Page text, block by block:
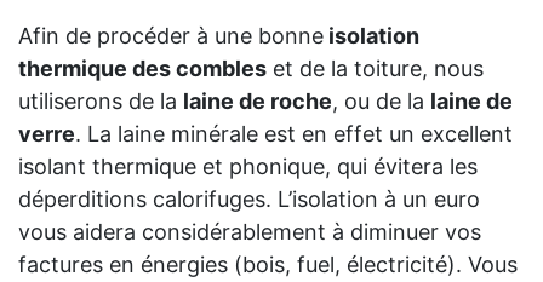
Afin de procéder à une bonne isolation
thermique des combles et de la toiture, nous
utiliserons de la laine de roche, ou de la laine de
verre. La laine minérale est en effet un excellent
isolant thermique et phonique, qui évitera les
déperditions calorifuges. L’isolation à un euro
vous aidera considérablement à diminuer vos
factures en énergies (bois, fuel, électricité). Vous